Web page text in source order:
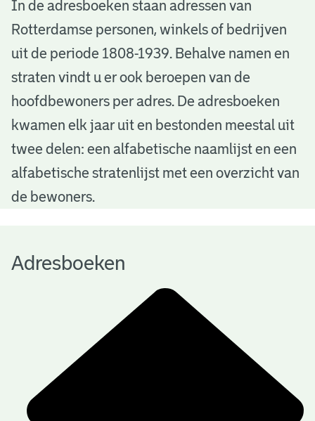
A
d
e
b
o
e
e
In de adresboeken staan adressen van
Rotterdamse personen, winkels of bedrijven
uit de periode 1808-1939. Behalve namen en
straten vindt u er ook beroepen van de
hoofdbewoners per adres. De adresboeken
kwamen elk jaar uit en bestonden meestal uit
twee delen: een alfabetische naamlijst en een
alfabetische stratenlijst met een overzicht van
de bewoners.
Adresboeken